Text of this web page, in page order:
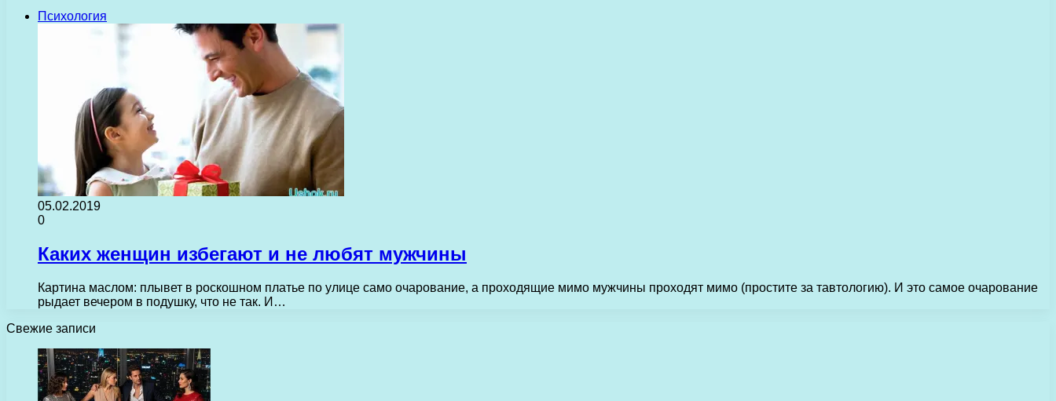
Психология
05.02.2019
0
Каких женщин избегают и не любят мужчины
Картина маслом: плывет в роскошном платье по улице само очарование, а проходящие мимо мужчины проходят мимо (простите за тавтологию). И это самое очарование
рыдает вечером в подушку, что не так. И…
Свежие записи